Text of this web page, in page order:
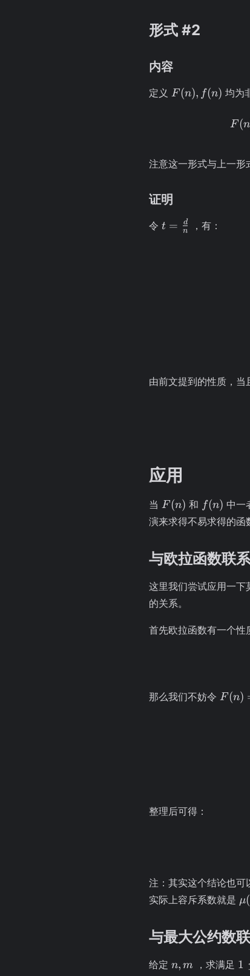
形式 #2
内容
定义 F(n),
F (n), f(n) 均为
F(n
注意这一形式与上一形
证明
令 t =
\frac{d}
t = n
d ，有：
由前文提到的性质，当
应用
当 F(n)
F (n) 和 f(n)
f(n) 中一
演来求得不易求得的函
与欧拉函数联系
这里我们尝试应用一下
的关系。
首先欧拉函数有一个性
那么我们不妨令 F(n)
F (n)
整理后可得：
注：其实这个结论也可
实际上容斥系数就是 μ(
与最大公约数
给定 n,
n, m ，求满足 1
1